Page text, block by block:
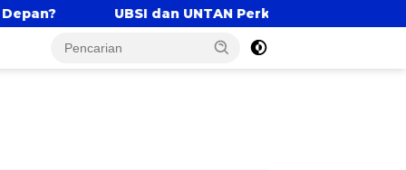
UBSI dan UNTAN Perkuat Tri Dharma Lewat